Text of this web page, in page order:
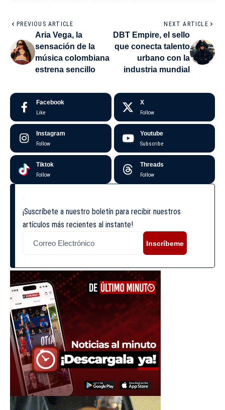
PREVIOUS ARTICLE
Aria Vega, la
sensación de la
música colombiana
estrena sencillo
NEXT ARTICLE
DBT Empire, el sello
que conecta talento
urbano con la
industria mundial
Facebook
Like
X
Follow
Instagram
Follow
Youtube
Subscribe
Tiktok
Follow
Threads
Follow
¡Suscríbete a nuestro boletín para recibir nuestros
artículos más recientes al instante!
Inscríbeme